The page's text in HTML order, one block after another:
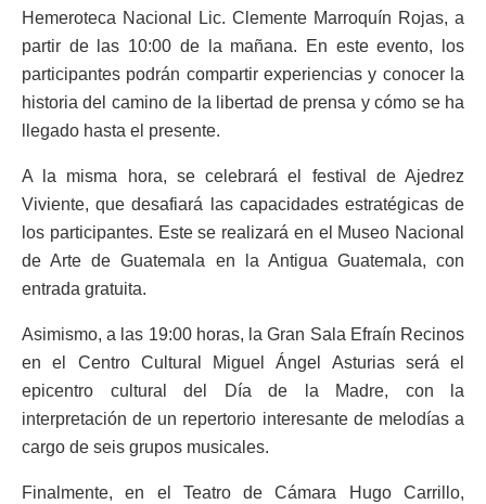
Hemeroteca Nacional Lic. Clemente Marroquín Rojas, a
partir de las 10:00 de la mañana. En este evento, los
participantes podrán compartir experiencias y conocer la
historia del camino de la libertad de prensa y cómo se ha
llegado hasta el presente.
A la misma hora, se celebrará el festival de Ajedrez
Viviente, que desafiará las capacidades estratégicas de
los participantes. Este se realizará en el Museo Nacional
de Arte de Guatemala en la Antigua Guatemala, con
entrada gratuita.
Asimismo, a las 19:00 horas, la Gran Sala Efraín Recinos
en el Centro Cultural Miguel Ángel Asturias será el
epicentro cultural del Día de la Madre, con la
interpretación de un repertorio interesante de melodías a
cargo de seis grupos musicales.
Finalmente, en el Teatro de Cámara Hugo Carrillo,